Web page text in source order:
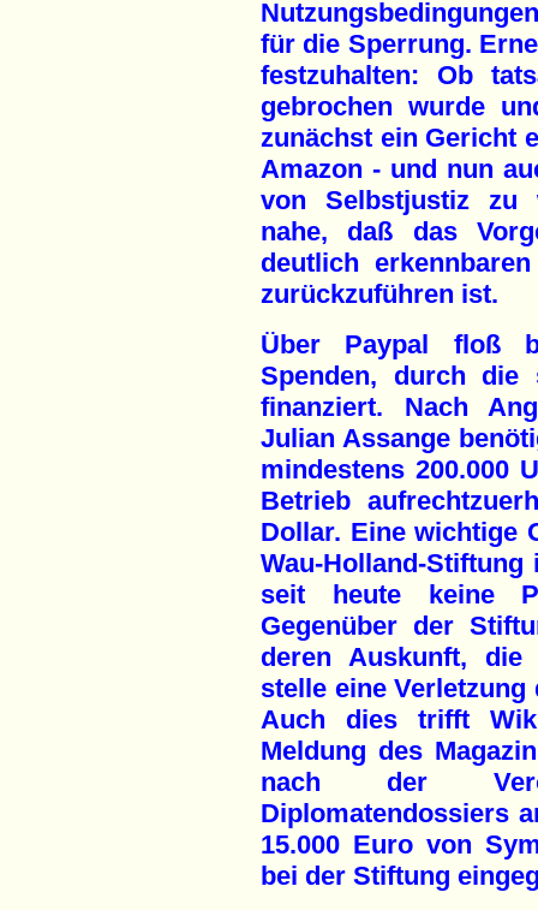
für die Sperrung.
festzuhalten: Ob
gebrochen wurde
zunächst ein Gericht
Amazon - und nun
von Selbstjustiz zu
nahe, daß das
deutlich
zurückzuführen ist.
Über Paypal floß
Spenden, durch die
finanziert. Nach
Julian Assange
mindestens 200.000
Betrieb
Dollar. Eine wichtige
Wau-Holland-
seit heute keine
Gegenüber der
deren Auskunft, die
stelle eine
Auch dies trifft
Meldung des
nach der
Diplomatendossiers
15.000 Euro von
bei der Stiftung